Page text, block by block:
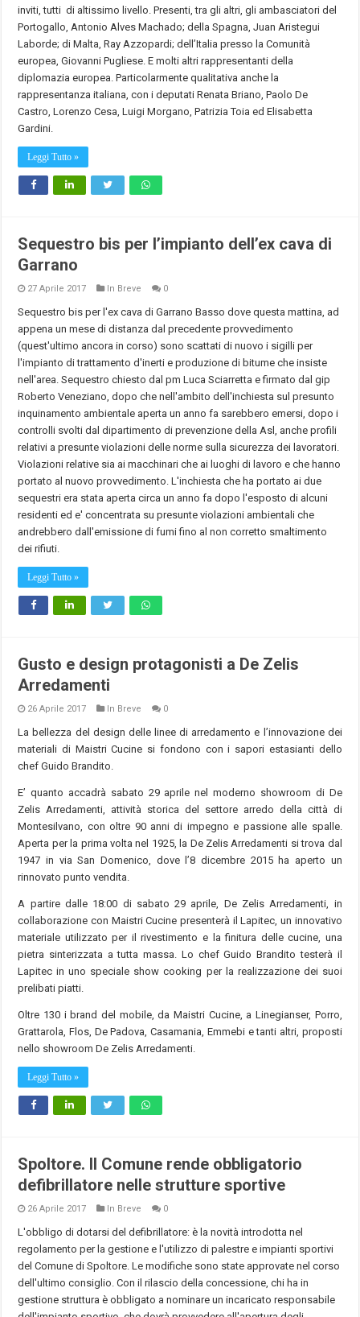
inviti, tutti di altissimo livello. Presenti, tra gli altri, gli ambasciatori del
Portogallo, Antonio Alves Machado; della Spagna, Juan Aristegui
Laborde; di Malta, Ray Azzopardi; dell’Italia presso la Comunità
europea, Giovanni Pugliese. E molti altri rappresentanti della
diplomazia europea. Particolarmente qualitativa anche la
rappresentanza italiana, con i deputati Renata Briano, Paolo De
Castro, Lorenzo Cesa, Luigi Morgano, Patrizia Toia ed Elisabetta
Gardini.
Leggi Tutto »
Sequestro bis per l’impianto dell’ex cava di
Garrano
27 Aprile 2017 In Breve 0
Sequestro bis per l'ex cava di Garrano Basso dove questa mattina, ad
appena un mese di distanza dal precedente provvedimento
(quest'ultimo ancora in corso) sono scattati di nuovo i sigilli per
l'impianto di trattamento d'inerti e produzione di bitume che insiste
nell'area. Sequestro chiesto dal pm Luca Sciarretta e firmato dal gip
Roberto Veneziano, dopo che nell'ambito dell'inchiesta sul presunto
inquinamento ambientale aperta un anno fa sarebbero emersi, dopo i
controlli svolti dal dipartimento di prevenzione della Asl, anche profili
relativi a presunte violazioni delle norme sulla sicurezza dei lavoratori.
Violazioni relative sia ai macchinari che ai luoghi di lavoro e che hanno
portato al nuovo provvedimento. L'inchiesta che ha portato ai due
sequestri era stata aperta circa un anno fa dopo l'esposto di alcuni
residenti ed e' concentrata su presunte violazioni ambientali che
andrebbero dall'emissione di fumi fino al non corretto smaltimento
dei rifiuti.
Leggi Tutto »
Gusto e design protagonisti a De Zelis
Arredamenti
26 Aprile 2017 In Breve 0
La bellezza del design delle linee di arredamento e l’innovazione dei
materiali di Maistri Cucine si fondono con i sapori estasianti dello
chef Guido Brandito.
E’ quanto accadrà sabato 29 aprile nel moderno showroom di De
Zelis Arredamenti, attività storica del settore arredo della città di
Montesilvano, con oltre 90 anni di impegno e passione alle spalle.
Aperta per la prima volta nel 1925, la De Zelis Arredamenti si trova dal
1947 in via San Domenico, dove l’8 dicembre 2015 ha aperto un
rinnovato punto vendita.
A partire dalle 18:00 di sabato 29 aprile, De Zelis Arredamenti, in
collaborazione con Maistri Cucine presenterà il Lapitec, un innovativo
materiale utilizzato per il rivestimento e la finitura delle cucine, una
pietra sinterizzata a tutta massa. Lo chef Guido Brandito testerà il
Lapitec in uno speciale show cooking per la realizzazione dei suoi
prelibati piatti.
Oltre 130 i brand del mobile, da Maistri Cucine, a Linegianser, Porro,
Grattarola, Flos, De Padova, Casamania, Emmebi e tanti altri, proposti
nello showroom De Zelis Arredamenti.
Leggi Tutto »
Spoltore. Il Comune rende obbligatorio
defibrillatore nelle strutture sportive
26 Aprile 2017 In Breve 0
L'obbligo di dotarsi del defibrillatore: è la novità introdotta nel
regolamento per la gestione e l'utilizzo di palestre e impianti sportivi
del Comune di Spoltore. Le modifiche sono state approvate nel corso
dell'ultimo consiglio. Con il rilascio della concessione, chi ha in
gestione struttura è obbligato a nominare un incaricato responsabile